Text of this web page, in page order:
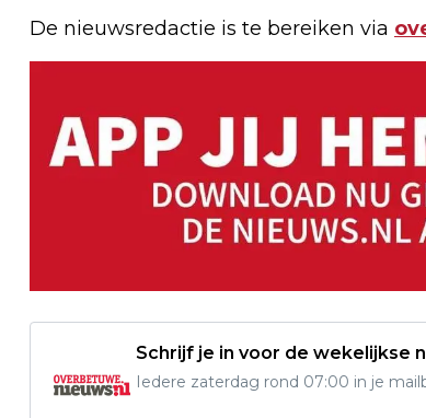
De nieuwsredactie is te bereiken via
Schrijf je in voor de wekelijkse
Iedere zaterdag rond 07:00 in je